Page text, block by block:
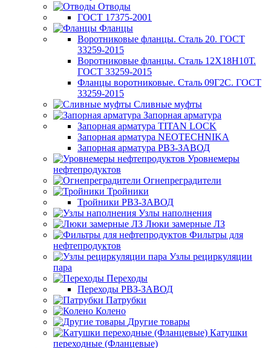
Отводы
ГОСТ 17375-2001
Фланцы
Воротниковые фланцы. Сталь 20. ГОСТ
33259-2015
Воротниковые фланцы. Сталь 12Х18Н10Т.
ГОСТ 33259-2015
Фланцы воротниковые. Сталь 09Г2С. ГОСТ
33259-2015
Сливные муфты
Запорная арматура
Запорная арматура TITAN LOCK
Запорная арматура NEOTECHNIKA
Запорная арматура РВЗ-ЗАВОД
Уровнемеры
нефтепродуктов
Огнепреградители
Тройники
Тройники РВЗ-ЗАВОД
Узлы наполнения
Люки замерные ЛЗ
Фильтры для
нефтепродуктов
Узлы рециркуляции
пара
Переходы
Переходы РВЗ-ЗАВОД
Патрубки
Колено
Другие товары
Катушки
переходные (Фланцевые)